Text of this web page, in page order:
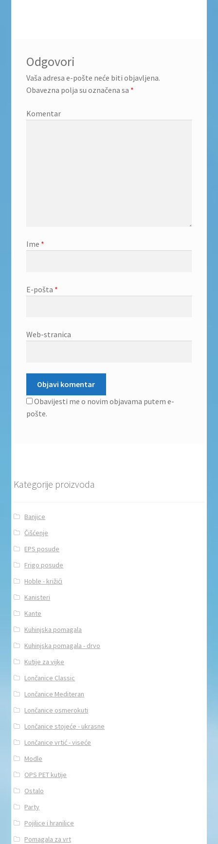
Odgovori
Vaša adresa e-pošte neće biti objavljena.
Obavezna polja su označena sa *
Komentar
Ime *
E-pošta *
Web-stranica
Obavijesti me o novim objavama putem e-
pošte.
Kategorije proizvoda
Banjice
Čišćenje
EPS posude
Frigo posude
Hoble - križići
Kanisteri
Kante
Kuhinjska pomagala
Kuhinjska pomagala - drvo
Kutije za vijke
Lončanice Classic
Lončanice Mediteran
Lončanice osmerokuti
Lončanice stojeće - ukrasne
Lončanice vrtić - viseće
Modle
OPS PET kutije
Ostalo
Party
Pojilice i hranilice
Pomagala za vrt